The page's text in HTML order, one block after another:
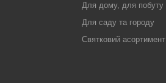
Для дому, для побуту
Для саду та городу
Святковий асортимент